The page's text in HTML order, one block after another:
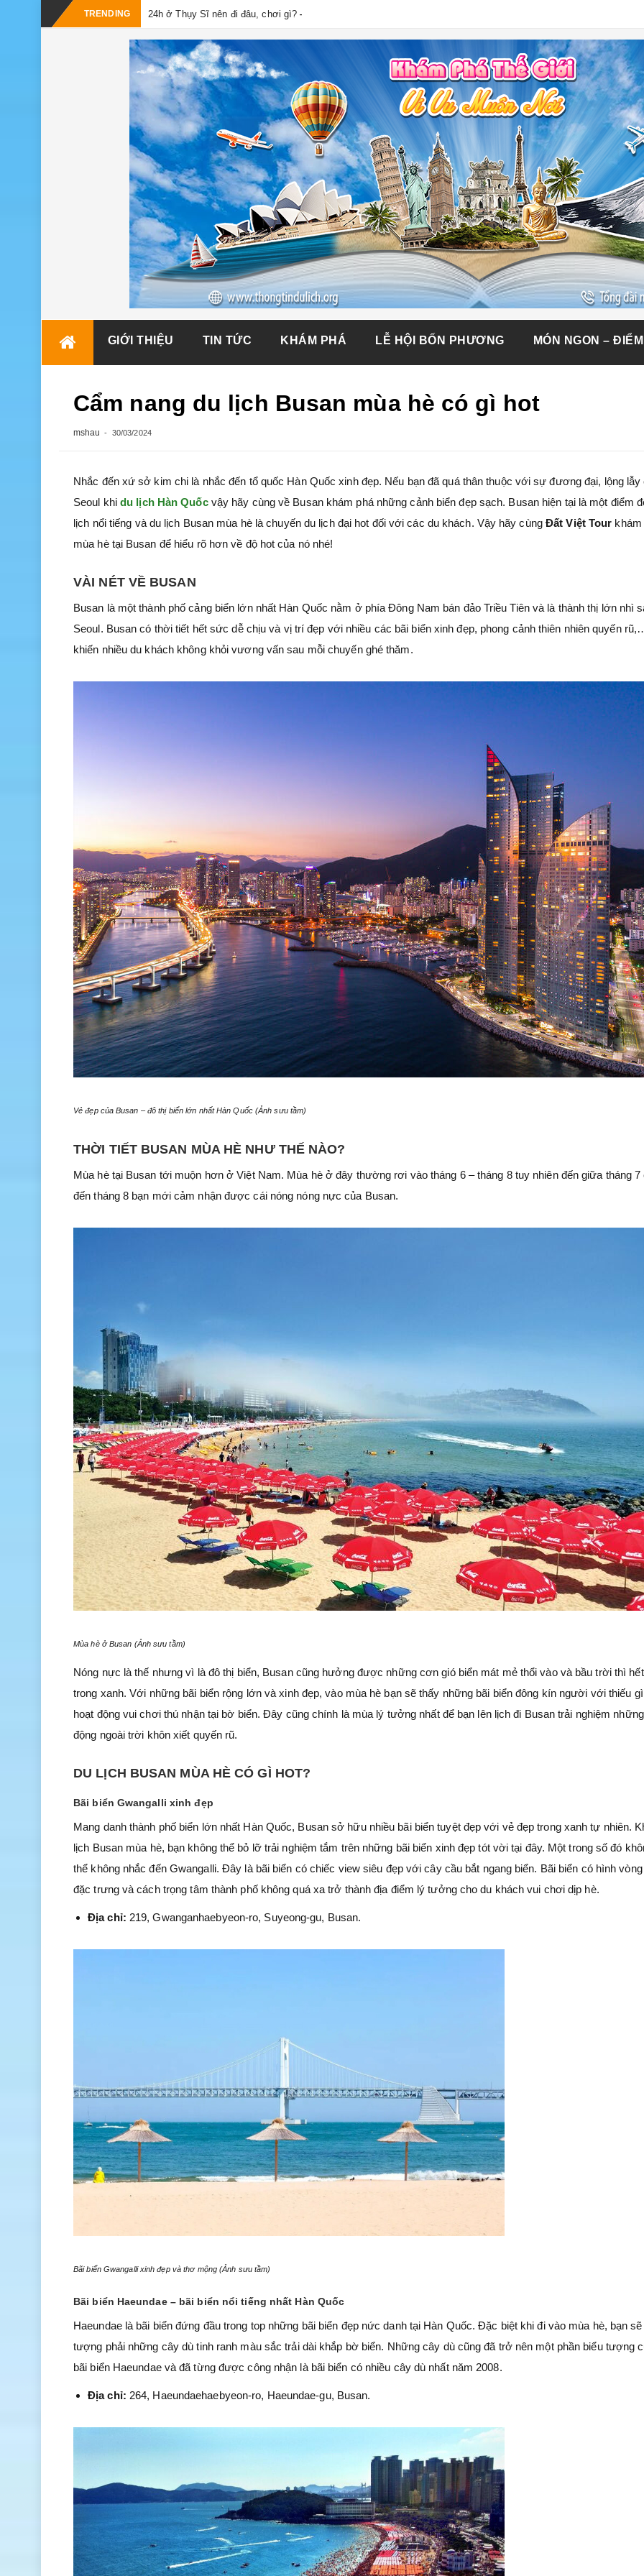
TRENDING 24h ở Thụy Sĩ nên đi đâu, chơi gì?
GIỚI THIỆU TIN TỨC KHÁM PHÁ LỄ HỘI BỐN PHƯƠNG MÓN NGON –
Cẩm nang du lịch Busan mùa hè có gì hot
mshau 30/03/2024
Nhắc đến xứ sở kim chi là nhắc đến tổ quốc Hàn Quốc xinh đẹp. Nếu bạn đã quá thân thuộc với sự đương đại, lộng lẫy
Seoul khi du lịch Hàn Quốc vậy hãy cùng về Busan khám phá những cảnh biển đẹp sạch. Busan hiện tại là một điểm
lịch nổi tiếng và du lịch Busan mùa hè là chuyến du lịch đại hot đối với các du khách. Vậy hãy cùng Đất Việt Tour khám
mùa hè tại Busan để hiểu rõ hơn về độ hot của nó nhé!
VÀI NÉT VỀ BUSAN
Busan là một thành phố cảng biển lớn nhất Hàn Quốc nằm ở phía Đông Nam bán đảo Triều Tiên và là thành thị lớn nhì
Seoul. Busan có thời tiết hết sức dễ chịu và vị trí đẹp với nhiều các bãi biển xinh đẹp, phong cảnh thiên nhiên quyến
khiến nhiều du khách không khỏi vương vấn sau mỗi chuyến ghé thăm.
Vẻ đẹp của Busan – đô thị biển lớn nhất Hàn Quốc (Ảnh sưu tầm)
THỜI TIẾT BUSAN MÙA HÈ NHƯ THẾ NÀO?
Mùa hè tại Busan tới muộn hơn ở Việt Nam. Mùa hè ở đây thường rơi vào tháng 6 – tháng 8 tuy nhiên đến giữa tháng 7
đến tháng 8 bạn mới cảm nhận được cái nóng nóng nực của Busan.
Mùa hè ở Busan (Ảnh sưu tầm)
Nóng nực là thế nhưng vì là đô thị biển, Busan cũng hưởng được những cơn gió biển mát mẻ thổi vào và bầu trời thì
trong xanh. Với những bãi biển rộng lớn và xinh đẹp, vào mùa hè bạn sẽ thấy những bãi biển đông kín người với thiếu
hoạt động vui chơi thú nhận tại bờ biển. Đây cũng chính là mùa lý tưởng nhất để bạn lên lịch đi Busan trải nghiệm
động ngoài trời khôn xiết quyến rũ.
DU LỊCH BUSAN MÙA HÈ CÓ GÌ HOT?
Bãi biển Gwangalli xinh đẹp
Mang danh thành phố biển lớn nhất Hàn Quốc, Busan sở hữu nhiều bãi biển tuyệt đẹp với vẻ đẹp trong xanh tự nhiên.
lịch Busan mùa hè, bạn không thể bỏ lỡ trải nghiệm tắm trên những bãi biển xinh đẹp tót vời tại đây. Một trong số đó
thể không nhắc đến Gwangalli. Đây là bãi biển có chiếc view siêu đẹp với cây cầu bắt ngang biển. Bãi biển có hình
đặc trưng và cách trọng tâm thành phố không quá xa trở thành địa điểm lý tưởng cho du khách vui chơi dịp hè.
Địa chỉ: 219, Gwanganhaebyeon-ro, Suyeong-gu, Busan.
Bãi biển Gwangalli xinh đẹp và thơ mộng (Ảnh sưu tầm)
Bãi biển Haeundae – bãi biển nổi tiếng nhất Hàn Quốc
Haeundae là bãi biển đứng đầu trong top những bãi biển đẹp nức danh tại Hàn Quốc. Đặc biệt khi đi vào mùa hè, bạn
tượng phải những cây dù tinh ranh màu sắc trải dài khắp bờ biển. Những cây dù cũng đã trở nên một phần biểu tượng
bãi biển Haeundae và đã từng được công nhận là bãi biển có nhiều cây dù nhất năm 2008.
Địa chỉ: 264, Haeundaehaebyeon-ro, Haeundae-gu, Busan.